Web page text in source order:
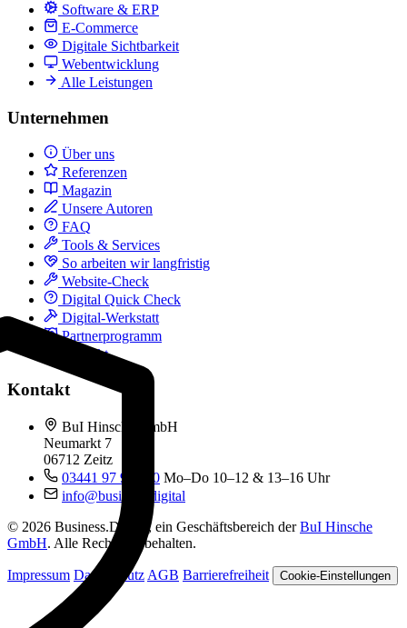
Software & ERP
E-Commerce
Digitale Sichtbarkeit
Webentwicklung
Alle Leistungen
Unternehmen
Über uns
Referenzen
Magazin
Unsere Autoren
FAQ
Tools & Services
So arbeiten wir langfristig
Website-Check
Digital Quick Check
Digital-Werkstatt
Partnerprogramm
Kontakt
Kontakt
BuI Hinsche GmbH
Neumarkt 7
06712 Zeitz
03441 97 99 060 Mo–Do 10–12 & 13–16 Uhr
info@business.digital
© 2026 Business.Digital, ein Geschäftsbereich derBuI Hinsche
GmbH. Alle Rechte vorbehalten.
Impressum Datenschutz AGB Barrierefreiheit Cookie-Einstellungen